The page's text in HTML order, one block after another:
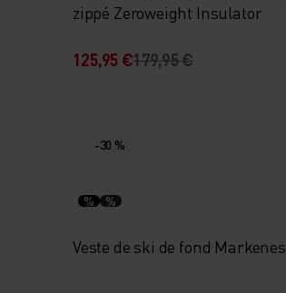
zippé Zeroweight Insulator
125,95 €179,95 €
-30 %
% %
Veste de ski de fond Markenes